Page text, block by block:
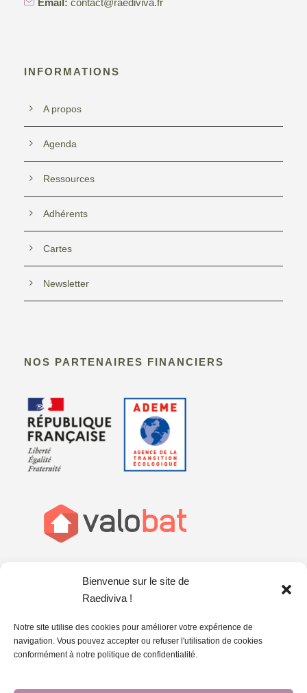
Bienvenue sur le site de
Raediviva !
Notre site utilise des cookies pour améliorer votre expérience de
navigation. Vous pouvez accepter ou refuser l'utilisation de cookies
conformément à notre politique de confidentialité.
Email: contact@raediviva.fr
INFORMATIONS
A propos
Agenda
Ressources
Adhérents
Cartes
Newsletter
NOS PARTENAIRES FINANCIERS